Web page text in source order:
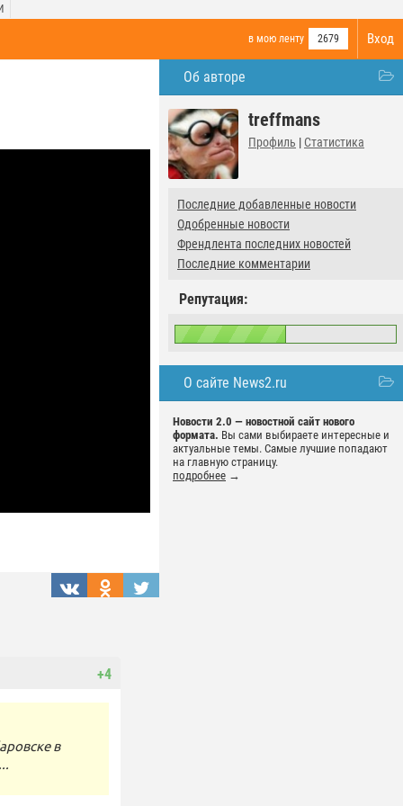
Вход
в мою ленту 2679
Об авторе
treffmans
Профиль | Статистика
Последние добавленные новости
Одобренные новости
Френдлента последних новостей
Последние комментарии
Репутация:
О сайте News2.ru
Новости 2.0 — новостной сайт нового
формата. Вы сами выбираете интересные и
актуальные темы. Самые лучшие попадают
на главную страницу.
подробнее →
+4
в